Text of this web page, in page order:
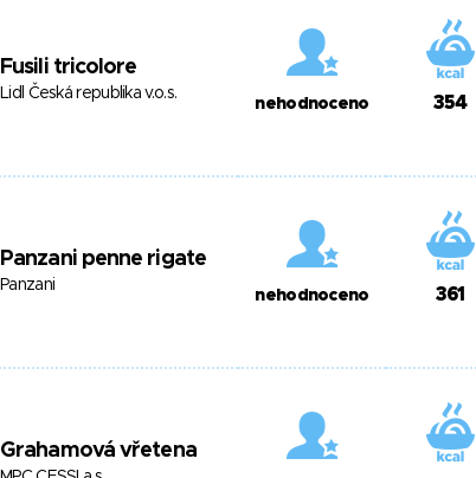
Fusili tricolore
Lidl Česká republika v.o.s.
nehodnoceno 354
Panzani penne rigate
Panzani
nehodnoceno 361
Grahamová vřetena